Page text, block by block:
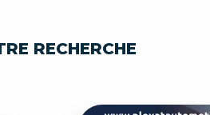
RECHERCHE